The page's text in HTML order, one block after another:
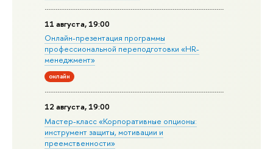
11 августа, 19:00
Онлайн-презентация программы
профессиональной переподготовки «HR-
менеджмент»
онлайн
12 августа, 19:00
Мастер-класс «Корпоративные опционы:
инструмент защиты, мотивации и
преемственности»